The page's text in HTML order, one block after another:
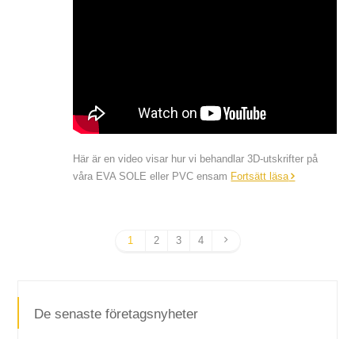
Här är en video visar hur vi behandlar 3D-utskrifter på
våra EVA SOLE eller PVC ensam Fortsätt läsa
1 2 3 4
De senaste företagsnyheter